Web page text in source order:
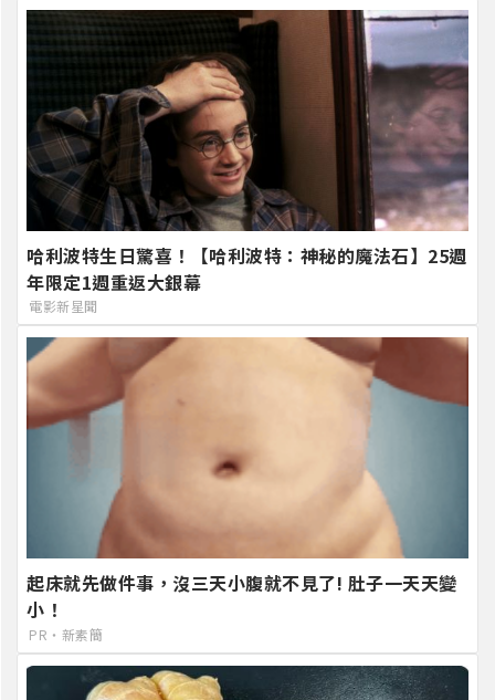
哈利波特生日驚喜！【哈利波特：神秘的魔法石】25週
年限定1週重返大銀幕
電影新星聞
起床就先做件事，沒三天小腹就不見了! 肚子一天天變
小！
PR・新素簡